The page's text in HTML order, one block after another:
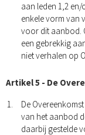
aan leden 1,2
enkele vorm van
voor dit aanbod.
een gebrekkig
niet verhalen op
Artikel 5 - De
De
van het aanbod
daarbij gestelde